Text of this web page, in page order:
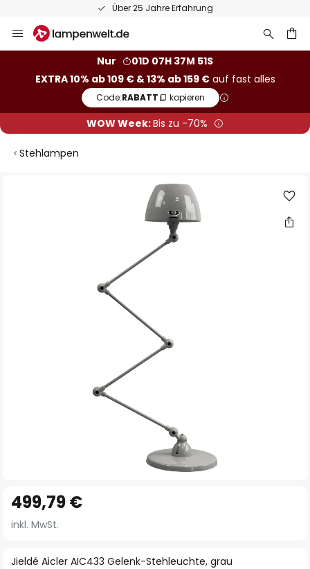
Über 25 Jahre Erfahrung
Inhalt
Nur
01D 07H 37M 50S
EXTRA 10% ab 109 € & 13% ab 159 €auf fast alles
Code:RABATT kopieren
WOW Week:Bis zu -70%
Stehlampen
Anfang
der
springen
Jieldé Aicler AIC433 Gelenk-Stehleuchte, grau
499,79 €
inkl. MwSt.